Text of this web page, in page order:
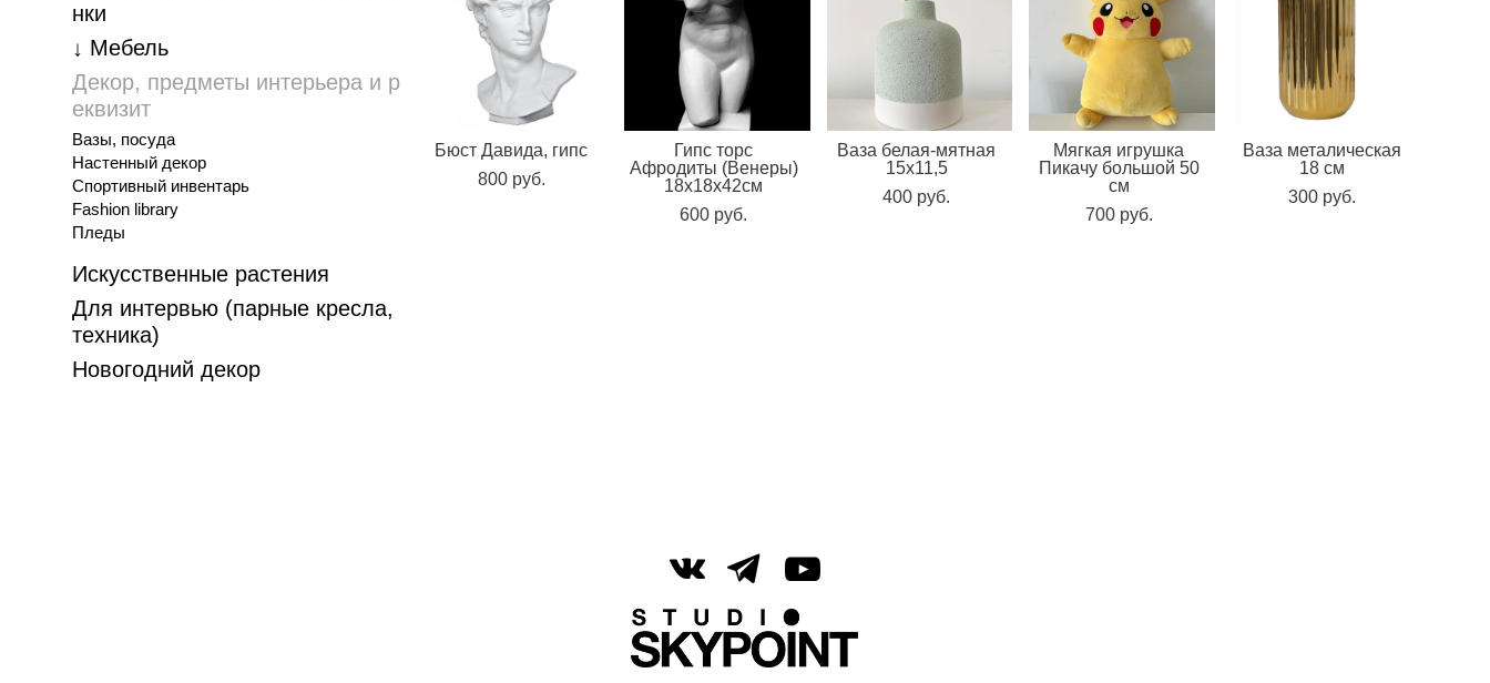
нки
↓ Мебель
Декор, предметы интерьера и р
еквизит
Вазы, посуда
Настенный декор
Спортивный инвентарь
Fashion library
Пледы
Искусственные растения
Для интервью (парные кресла,
техника)
Новогодний декор
Бюст Давида, гипс
800 pуб.
Гипс торс
Афродиты (Венеры)
18x18x42см
600 pуб.
Ваза белая-мятная
15х11,5
400 pуб.
Мягкая игрушка
Пикачу большой 50
см
700 pуб.
Ваза металическая
18 см
300 pуб.